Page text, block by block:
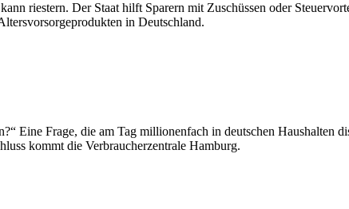
riestern. Der Staat hilft Sparern mit Zuschüssen oder
in Deutschland.
Eine Frage, die am Tag millionenfach in deutschen
kommt die Verbraucherzentrale Hamburg.